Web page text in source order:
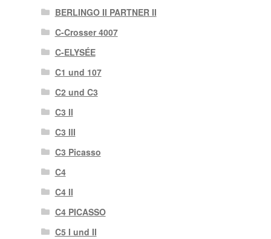
BERLINGO II PARTNER II
C-Crosser 4007
C-ELYSÉE
C1 und 107
C2 und C3
C3 II
C3 III
C3 Picasso
C4
C4 II
C4 PICASSO
C5 I und II